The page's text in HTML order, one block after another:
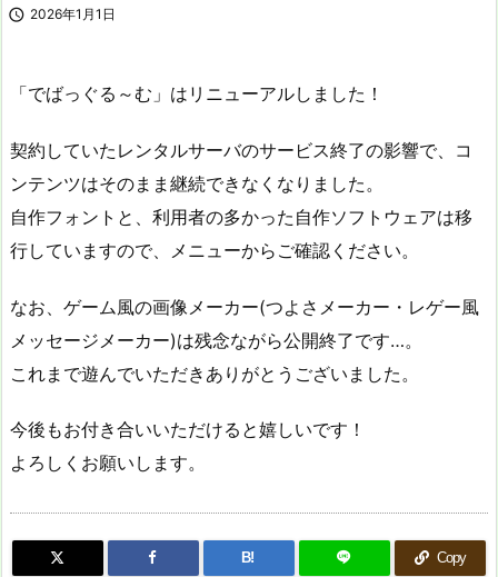
 2026年1月1日
「でばっぐる～む」はリニューアルしました！
契約していたレンタルサーバのサービス終了の影響で、コ
ンテンツはそのまま継続できなくなりました。
自作フォントと、利用者の多かった自作ソフトウェアは移
行していますので、メニューからご確認ください。
なお、ゲーム風の画像メーカー(つよさメーカー・レゲー風
メッセージメーカー)は残念ながら公開終了です…。
これまで遊んでいただきありがとうございました。
今後もお付き合いいただけると嬉しいです！
よろしくお願いします。
B! Copy